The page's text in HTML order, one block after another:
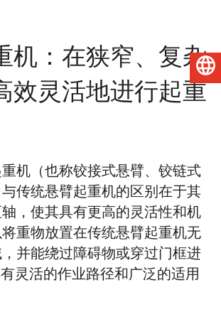
机：在狭窄、复杂
效灵活地进行起重
机（也称铰接式悬臂、铰链式
传统悬臂起重机的区别在于其
，使其具有更高的灵活性和机
重物放置在传统悬臂起重机无
并能绕过障碍物或穿过门框进
灵活的作业路径和广泛的适用
简体中文